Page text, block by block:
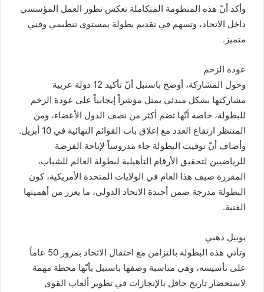
وأكد أنّ هذه المنظومة المتكاملة تعكس تطور العمل المؤسسي
داخل الاتحاد، وتسهم في تقديم بطولة بمستوى تنظيمي وفني
متميز.
عودة الزخم
وحول المشاركة، أوضح باسنبل أنّ تأكيد 12 دولة عربية
مشاركتها بشكل مبدئي يمثل مؤشراً إيجابياً على عودة الزخم
للبطولة، خاصة أنّها تضم أكثر من نصف الدول الأعضاء، ومن
المنتظر ارتفاع العدد مع إغلاق باب القوائم النهائية في 10 أبريل.
وأضاف أنّ توقيت البطولة جاء مدروساً لإتاحة الفرصة
للرياضيين لتحقيق الأرقام التأهيلية لبطولة العالم للشباب،
المقررة صيف هذا العام في الولايات المتحدة الأمريكية، كون
البطولة مدرجة ضمن أجندة الاتحاد الدولي، ما يعزز من أهميتها
الفنية.
يوبيل ذهبي
وتأتي هذه البطولة بالتزامن مع احتفال الاتحاد بمرور 50 عاماً
على تأسيسه، وهي مناسبة وصفها باسنبل بأنّها محطة مهمة
لاستحضار تاريخ حافل بالإنجازات في تطوير ألعاب القوى